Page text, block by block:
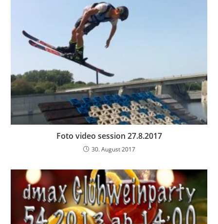
Foto video session 27.8.2017
30. August 2017